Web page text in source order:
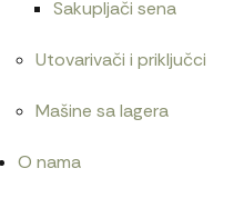
Sakupljači sena
Utovarivači i priključci
Mašine sa lagera
O nama